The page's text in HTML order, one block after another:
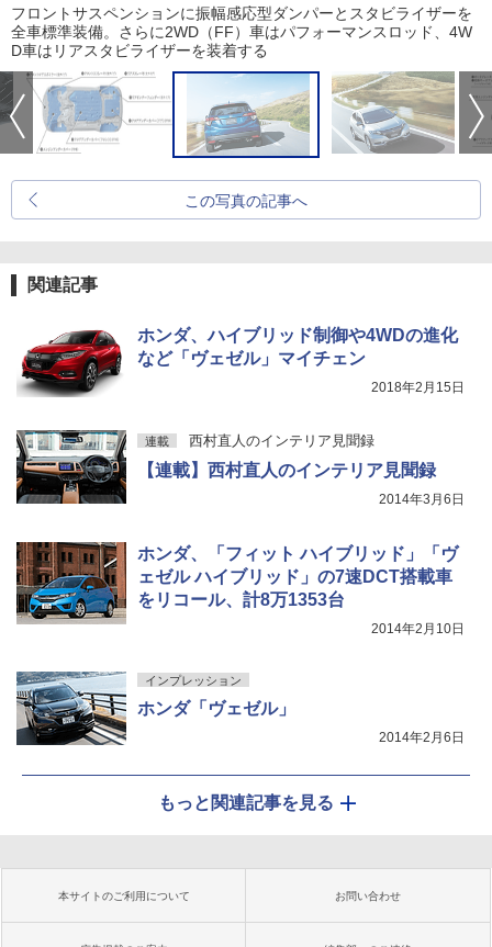
フロントサスペンションに振幅感応型ダンパーとスタビライザーを
全車標準装備。さらに2WD（FF）車はパフォーマンスロッド、4W
D車はリアスタビライザーを装着する
この写真の記事へ
関連記事
ホンダ、ハイブリッド制御や4WDの進化
など「ヴェゼル」マイチェン
2018年2月15日
連載 西村直人のインテリア見聞録
【連載】西村直人のインテリア見聞録
2014年3月6日
ホンダ、「フィット ハイブリッド」「ヴ
ェゼル ハイブリッド」の7速DCT搭載車
をリコール、計8万1353台
2014年2月10日
インプレッション
ホンダ「ヴェゼル」
2014年2月6日
もっと関連記事を見る
本サイトのご利用について お問い合わせ